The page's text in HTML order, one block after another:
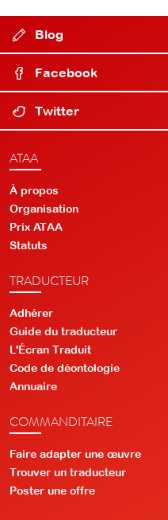
Blog
Facebook
Twitter
ATAA
À propos
Organisation
Prix ATAA
Statuts
TRADUCTEUR
Adhérer
Guide du traducteur
L'Écran Traduit
Code de déontologie
Annuaire
COMMANDITAIRE
Faire adapter une œuvre
Trouver un traducteur
Poster une offre